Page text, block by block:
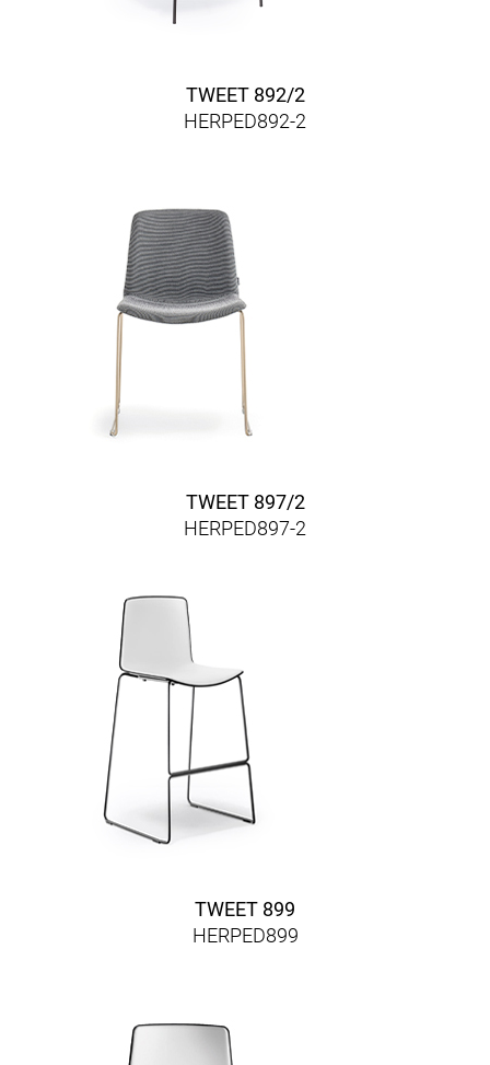
TWEET 892/2
HERPED892-2
TWEET 897/2
HERPED897-2
TWEET 899
HERPED899